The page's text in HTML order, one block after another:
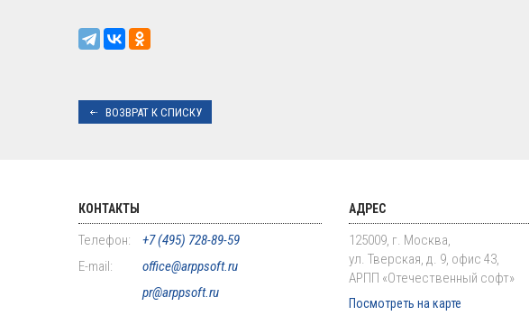
ВОЗВРАТ К СПИСКУ
КОНТАКТЫ
Телефон:
+7 (495) 728-89-59
E-mail:
office@arppsoft.ru
pr@arppsoft.ru
АДРЕС
125009, г. Москва,
ул. Тверская, д. 9, офис 43,
АРПП «Отечественный софт»
Посмотреть на карте